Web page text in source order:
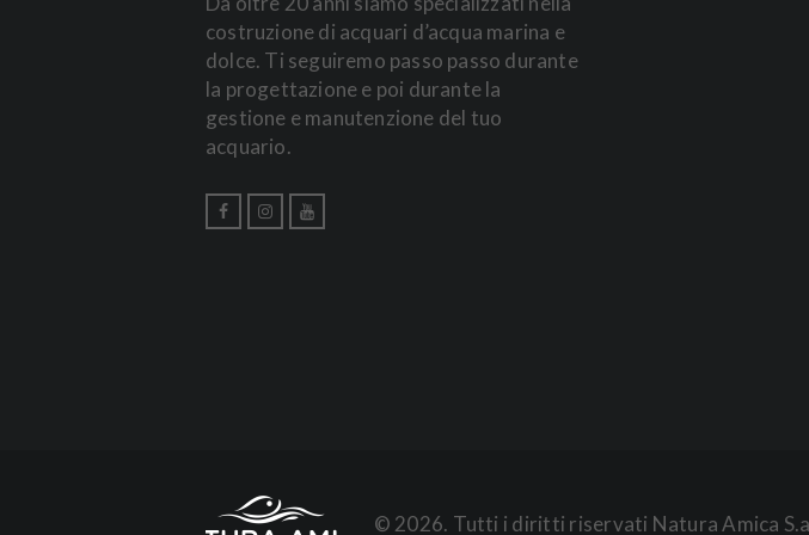
costruzione di acquari d’acqua marina e
dolce. Ti seguiremo passo passo durante
la progettazione e poi durante la
gestione e manutenzione del tuo
acquario.
© 2026. Tutti i diritti riservati Natura Amica